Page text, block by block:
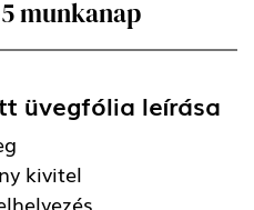
munkanap
üvegfólia leírása
kivitel